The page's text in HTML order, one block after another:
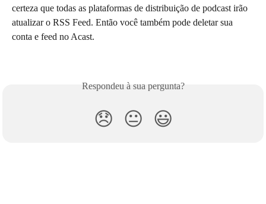
certeza que todas as plataformas de distribuição de podcast irão
atualizar o RSS Feed. Então você também pode deletar sua
conta e feed no Acast.
Respondeu à sua pergunta?
😞 😐 😃